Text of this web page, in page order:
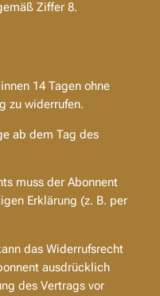
Ziffer 8.
14 Tagen ohne
zu widerrufen.
ab dem Tag des
muss der Abonnent
Erklärung (z. B. per
das Widerrufsrecht
ausdrücklich
des Vertrags vor